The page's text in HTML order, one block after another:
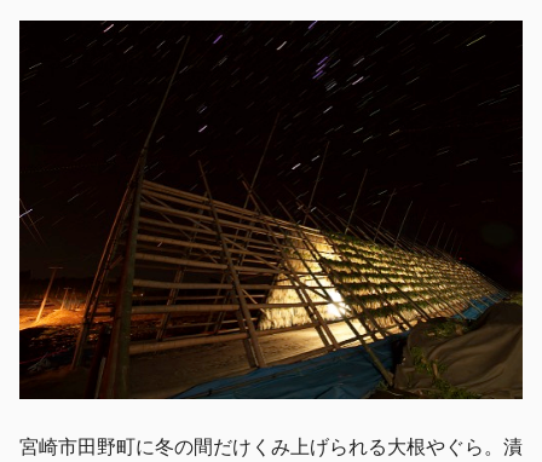
宮崎市田野町に冬の間だけくみ上げられる大根やぐら。漬